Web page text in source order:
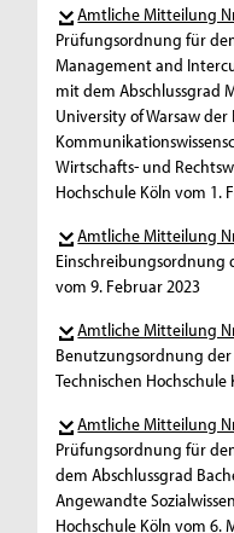
Amtliche Mitteilung
Prüfungsordnung für
Management and
mit dem Abschlussgrad
University of Warsaw
Wirtschafts- und
Hochschule Köln vom 1.
Amtliche Mitteilung
Einschreibungsordnung
vom 9. Februar 2023
Amtliche Mitteilung
Benutzungsordnung
Technischen
Amtliche Mitteilung
Prüfungsordnung für
dem Abschlussgrad
Angewandte
Hochschule Köln vom 6.